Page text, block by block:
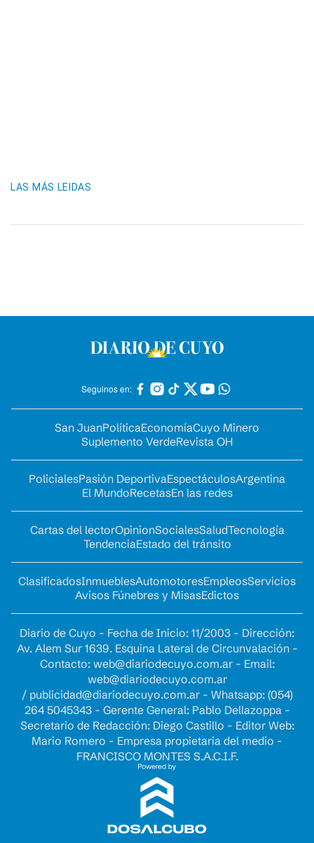
LAS MÁS LEIDAS
Seguinos en:
San JuanPolíticaEconomíaCuyo Minero
Suplemento VerdeRevista OH
PolicialesPasión DeportivaEspectáculosArgentina
El MundoRecetasEn las redes
Cartas del lectorOpinionSocialesSaludTecnología
TendenciaEstado del tránsito
ClasificadosInmueblesAutomotoresEmpleosServicios
Avisos Fúnebres y MisasEdictos
Diario de Cuyo - Fecha de Inicio: 11/2003 - Dirección:
Av. Alem Sur 1639. Esquina Lateral de Circunvalación -
Contacto: web@diariodecuyo.com.ar- Email:
web@diariodecuyo.com.ar
/ publicidad@diariodecuyo.com.ar- Whatsapp: (054)
264 5045343 - Gerente General: Pablo Dellazoppa -
Secretario de Redacción: Diego Castillo - Editor Web:
Mario Romero - Empresa propietaria del medio -
FRANCISCO MONTES S.A.C.I.F.